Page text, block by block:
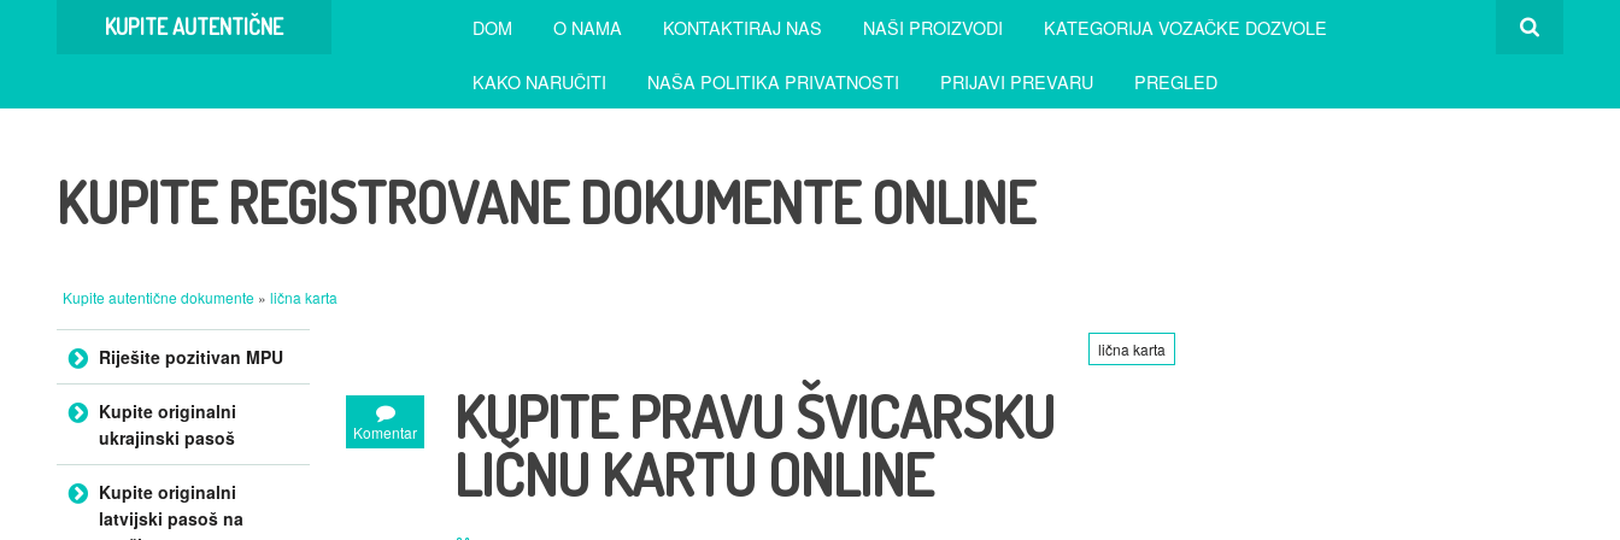
KUPITE AUTENTIČNE DOM O NAMA KONTAKTIRAJ NAS NAŠI PROIZVODI KATEGORIJA VOZAČKE DOZVOLE
KAKO NARUČITI NAŠA POLITIKA PRIVATNOSTI PRIJAVI PREVARU PREGLED
KUPITE REGISTROVANE DOKUMENTE ONLINE
Kupite autentične dokumente » lična karta
Komentar
lična karta
KUPITE PRAVU ŠVICARSKU
LIČNU KARTU ONLINE
Preskoči na sadržaj
Riješite pozitivan MPU
Kupite originalni
ukrajinski pasoš
Kupite originalni
latvijski pasoš na